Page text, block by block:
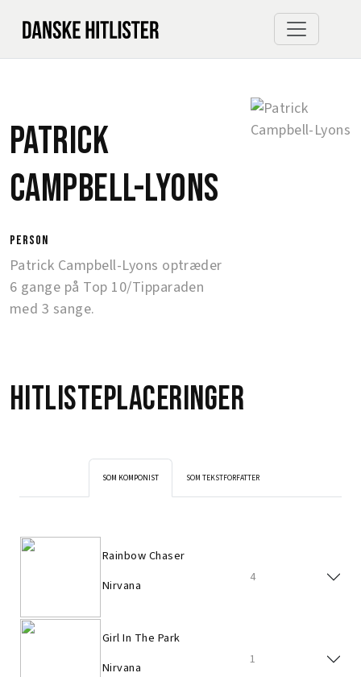
Patrick
Campbell-Lyons
person
Patrick Campbell-Lyons optræder
6 gange på Top 10/Tipparaden
med 3 sange.
Hitlisteplaceringer
SOM KOMPONIST SOM TEKSTFORFATTER
Rainbow Chaser
Nirvana
4
Girl In The Park
Nirvana
1